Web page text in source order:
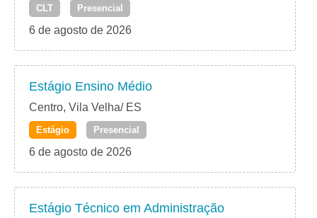
CLT Presencial
6 de agosto de 2026
Estágio Ensino Médio
Centro, Vila Velha/ ES
Estágio Presencial
6 de agosto de 2026
Estágio Técnico em Administração